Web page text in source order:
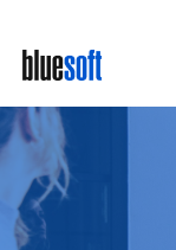
main
content